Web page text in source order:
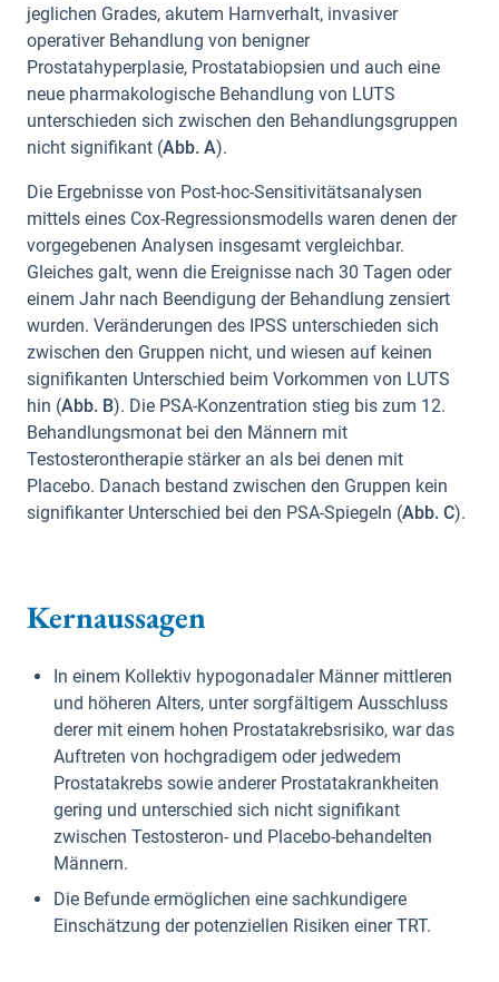
jeglichen Grades, akutem Harnverhalt, invasiver
operativer Behandlung von benigner
Prostatahyperplasie, Prostatabiopsien und auch eine
neue pharmakologische Behandlung von LUTS
unterschieden sich zwischen den Behandlungsgruppen
nicht signifikant (Abb. A).
Die Ergebnisse von Post-hoc-Sensitivitätsanalysen
mittels eines Cox-Regressionsmodells waren denen der
vorgegebenen Analysen insgesamt vergleichbar.
Gleiches galt, wenn die Ereignisse nach 30 Tagen oder
einem Jahr nach Beendigung der Behandlung zensiert
wurden. Veränderungen des IPSS unterschieden sich
zwischen den Gruppen nicht, und wiesen auf keinen
signifikanten Unterschied beim Vorkommen von LUTS
hin (Abb. B). Die PSA-Konzentration stieg bis zum 12.
Behandlungsmonat bei den Männern mit
Testosterontherapie stärker an als bei denen mit
Placebo. Danach bestand zwischen den Gruppen kein
signifikanter Unterschied bei den PSA-Spiegeln (Abb. C).
Kernaussagen
In einem Kollektiv hypogonadaler Männer mittleren
und höheren Alters, unter sorgfältigem Ausschluss
derer mit einem hohen Prostatakrebsrisiko, war das
Auftreten von hochgradigem oder jedwedem
Prostatakrebs sowie anderer Prostatakrankheiten
gering und unterschied sich nicht signifikant
zwischen Testosteron- und Placebo-behandelten
Männern.
Die Befunde ermöglichen eine sachkundigere
Einschätzung der potenziellen Risiken einer TRT.